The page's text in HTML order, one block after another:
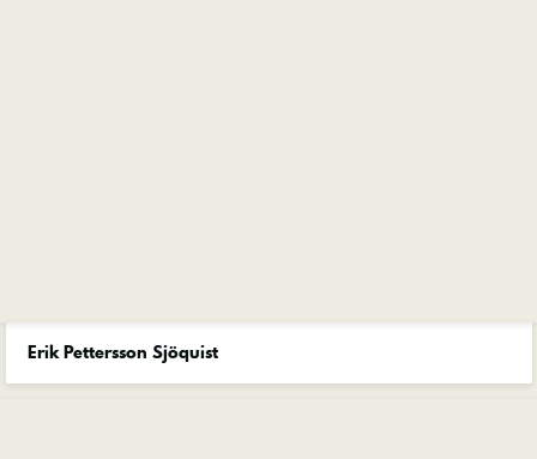
Erik Pettersson Sjöquist